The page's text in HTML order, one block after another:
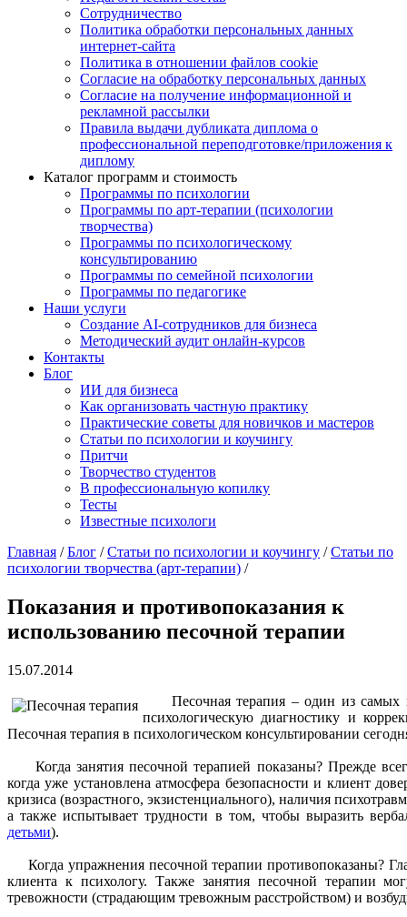
Сотрудничество
Политика обработки персональных данных
интернет-сайта
Политика в отношении файлов cookie
Согласие на обработку персональных данных
Согласие на получение информационной и
рекламной рассылки
Правила выдачи дубликата диплома о
профессиональной переподготовке/приложения к
диплому
Каталог программ и стоимость
Программы по психологии
Программы по арт-терапии (психологии
творчества)
Программы по психологическому
консультированию
Программы по семейной психологии
Программы по педагогике
Наши услуги
Создание AI-сотрудников для бизнеса
Методический аудит онлайн-курсов
Контакты
Блог
ИИ для бизнеса
Как организовать частную практику
Практические советы для новичков и мастеров
Статьи по психологии и коучингу
Притчи
Творчество студентов
В профессиональную копилку
Тесты
Известные психологи
Главная /Блог /Статьи по психологии и коучингу /Статьи по
психологии творчества (арт-терапии) /
Показания и противопоказания к
использованию песочной терапии
15.07.2014
Песочная терапия – один из самых
психологическую диагностику и
Песочная терапия в психологическом консультировании
Когда занятия песочной терапией показаны? Прежде
когда уже установлена атмосфера безопасности и клиент
кризиса (возрастного, экзистенциального), наличия
а также испытывает трудности в том, чтобы выразить
детьми).
Когда упражнения песочной терапии противопоказаны?
клиента к психологу. Также занятия песочной терапии
тревожности (страдающим тревожным расстройством) и